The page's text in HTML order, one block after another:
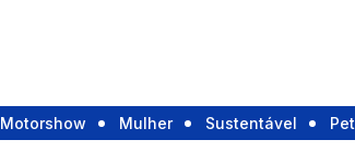
Motorshow Mulher Sustentável Pet